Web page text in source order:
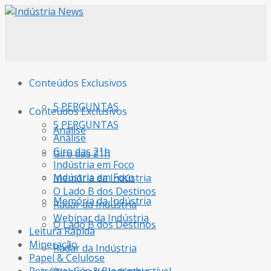
Conteúdos Exclusivos
5 PERGUNTAS
Análise
Giro das 21h
Indústria em Foco
Memória da Indústria
O Lado B dos Destinos
Radar da Indústria
Conteúdos Exclusivos
5 PERGUNTAS
Análise
Giro das 21h
Indústria em Foco
Memória da Indústria
O Lado B dos Destinos
Radar da Indústria
Webinar da Indústria
Leitura Rápida
Mineração
Papel & Celulose